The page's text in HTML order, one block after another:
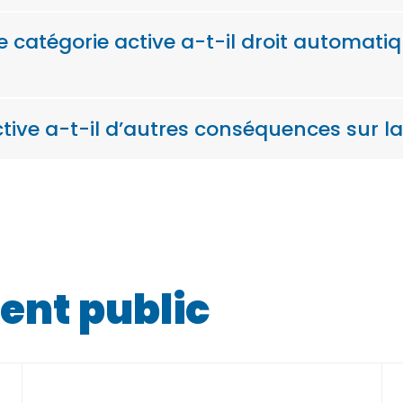
catégorie active a-t-il droit
a-t-il d’autres conséquences sur
public